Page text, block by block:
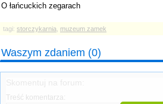
O łańcuckich zegarach
tagi: storczykarnia muzeum zamek
Waszym zdaniem (0)
Treść komentarza: